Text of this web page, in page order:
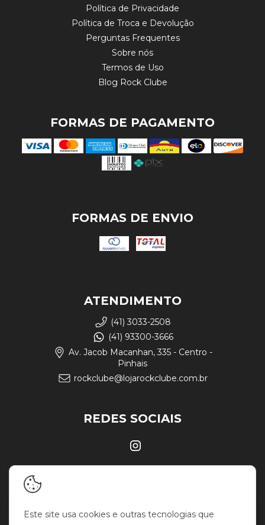
Política de Privacidade
Política de Troca e Devolução
Perguntas Frequentes
Sobre nós
Termos de Uso
Blog Rock Clube
FORMAS DE PAGAMENTO
FORMAS DE ENVIO
ATENDIMENTO
(41) 3033-2508
(41) 93300-3666
Av. Jacob Macanhan, 335 - Centro -
Pinhais
rockclube@lojarockclube.com.br
REDES SOCIAIS
Este site usa cookies e outras tecnologias que